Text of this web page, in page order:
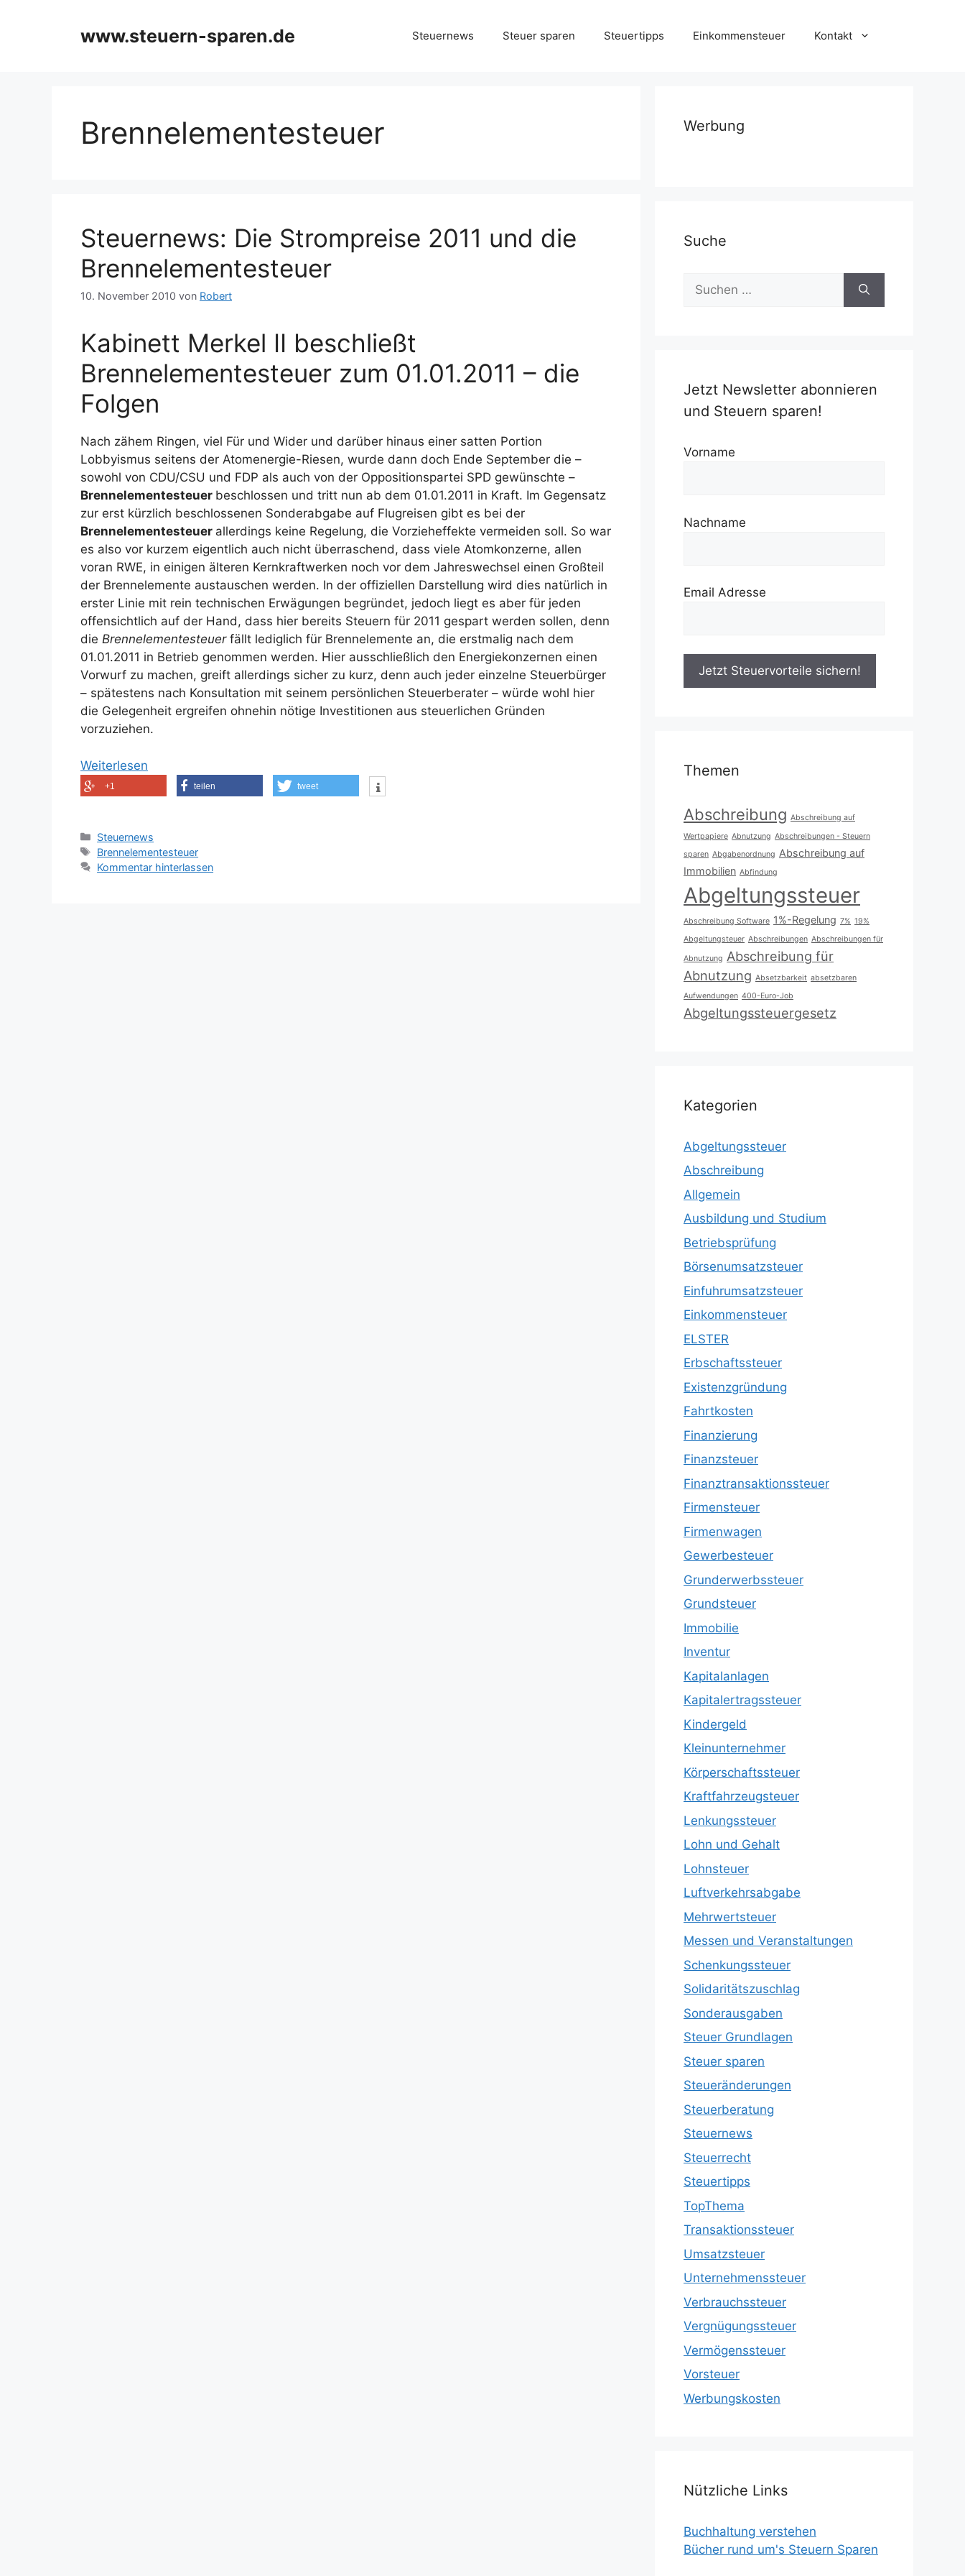
www.steuern-sparen.de Steuernews Steuer sparen Steuertipps Einkommensteuer Kontakt
Brennelementesteuer
Steuernews: Die Strompreise 2011 und die
Brennelementesteuer
10. November 2010 von Robert
Kabinett Merkel II beschließt
Brennelementesteuer zum 01.01.2011 – die
Folgen
Nach zähem Ringen, viel Für und Wider und darüber hinaus einer satten Portion
Lobbyismus seitens der Atomenergie-Riesen, wurde dann doch Ende September die –
sowohl von CDU/CSU und FDP als auch von der Oppositionspartei SPD gewünschte –
Brennelementesteuer beschlossen und tritt nun ab dem 01.01.2011 in Kraft. Im Gegensatz
zur erst kürzlich beschlossenen Sonderabgabe auf Flugreisen gibt es bei der
Brennelementesteuer allerdings keine Regelung, die Vorzieheffekte vermeiden soll. So war
es also vor kurzem eigentlich auch nicht überraschend, dass viele Atomkonzerne, allen
voran RWE, in einigen älteren Kernkraftwerken noch vor dem Jahreswechsel einen Großteil
der Brennelemente austauschen werden. In der offiziellen Darstellung wird dies natürlich in
erster Linie mit rein technischen Erwägungen begründet, jedoch liegt es aber für jeden
offensichtlich auf der Hand, dass hier bereits Steuern für 2011 gespart werden sollen, denn
die Brennelementesteuer fällt lediglich für Brennelemente an, die erstmalig nach dem
01.01.2011 in Betrieb genommen werden. Hier ausschließlich den Energiekonzernen einen
Vorwurf zu machen, greift allerdings sicher zu kurz, denn auch jeder einzelne Steuerbürger
– spätestens nach Konsultation mit seinem persönlichen Steuerberater – würde wohl hier
die Gelegenheit ergreifen ohnehin nötige Investitionen aus steuerlichen Gründen
vorzuziehen.
Weiterlesen
+1 teilen tweet
Kategorien
Steuernews
Schlagwörter
Brennelementesteuer
Kommentar hinterlassen
Werbung
Suche
Suchen
nach:
Jetzt Newsletter abonnieren
und Steuern sparen!
Vorname
Nachname
Email Adresse
Themen
Abschreibung Abschreibung auf
Wertpapiere Abnutzung Abschreibungen - Steuern
sparen Abgabenordnung Abschreibung auf
Immobilien Abfindung
Abgeltungssteuer
Abschreibung Software 1%-Regelung 7% 19%
Abgeltungsteuer Abschreibungen Abschreibungen für
Abnutzung Abschreibung für
Abnutzung Absetzbarkeit absetzbaren
Aufwendungen 400-Euro-Job
Abgeltungssteuergesetz
Kategorien
Abgeltungssteuer
Abschreibung
Allgemein
Ausbildung und Studium
Betriebsprüfung
Börsenumsatzsteuer
Einfuhrumsatzsteuer
Einkommensteuer
ELSTER
Erbschaftssteuer
Existenzgründung
Fahrtkosten
Finanzierung
Finanzsteuer
Finanztransaktionssteuer
Firmensteuer
Firmenwagen
Gewerbesteuer
Grunderwerbssteuer
Grundsteuer
Immobilie
Inventur
Kapitalanlagen
Kapitalertragssteuer
Kindergeld
Kleinunternehmer
Körperschaftssteuer
Kraftfahrzeugsteuer
Lenkungssteuer
Lohn und Gehalt
Lohnsteuer
Luftverkehrsabgabe
Mehrwertsteuer
Messen und Veranstaltungen
Schenkungssteuer
Solidaritätszuschlag
Sonderausgaben
Steuer Grundlagen
Steuer sparen
Steueränderungen
Steuerberatung
Steuernews
Steuerrecht
Steuertipps
TopThema
Transaktionssteuer
Umsatzsteuer
Unternehmenssteuer
Verbrauchssteuer
Vergnügungssteuer
Vermögenssteuer
Vorsteuer
Werbungskosten
Nützliche Links
Buchhaltung verstehen
Bücher rund um's Steuern Sparen